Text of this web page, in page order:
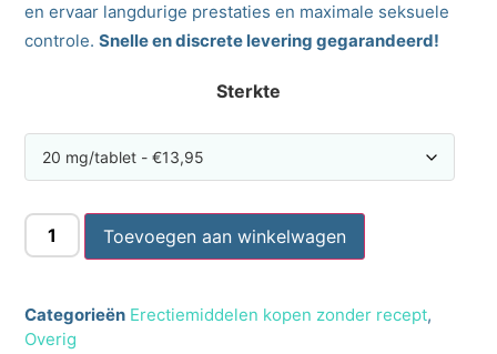
en ervaar langdurige prestaties en maximale seksuele
controle.Snelle en discrete levering gegarandeerd!
Sterkte
Toevoegen aan winkelwagen
Categorieën Erectiemiddelen kopen zonder recept,
Overig